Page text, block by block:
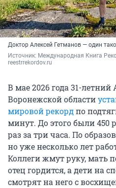
Доктор Алексей Гетманов — один
Источник: Международная Книга
reestrrekordov.ru
В мае 2026 года 31-летний
Воронежской области
мировой рекордпо
минут. До этого были 450
раз за три часа. По
но уже несколько лет
Коллеги жмут руку, мать
отец гордится, а дети на
смотрят на него с